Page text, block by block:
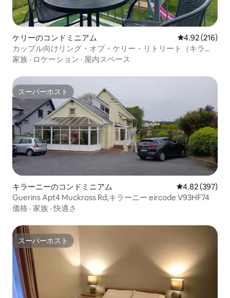
ケリーのコンドミニアム レビュー216
4.92 (216)
カップル向けリング・オブ・ケリー・リトリート（キラー
ニー）
家族 · ロケーション · 屋内スペース
スーパーホスト
スーパーホスト
キラーニーのコンドミニアム レビュー397
4.82 (397)
Guerins Apt4 Muckross Rd,キラーニー eircode V93HF74
価格 · 家族 ·快適さ
スーパーホスト
スーパーホスト